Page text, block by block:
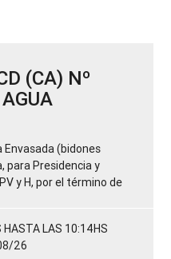
(CA) Nº
Envasada (bidones
para Presidencia y
y H, por el término de
HASTA LAS 10:14HS
26